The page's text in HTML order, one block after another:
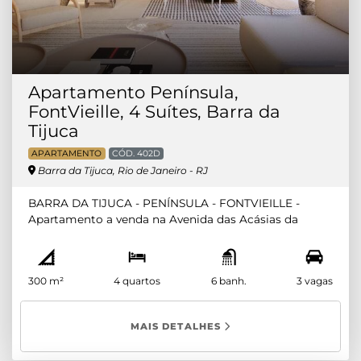
Apartamento Península,
FontVieille, 4 Suítes, Barra da
Tijuca
APARTAMENTO CÓD. 402D
Barra da Tijuca, Rio de Janeiro - RJ
BARRA DA TIJUCA - PENÍNSULA - FONTVIEILLE -
Apartamento a venda na Avenida das Acásias da
master, preparação para banheira e varanda privativa),
ampla sala, lavabo, varanda gourmet com vista livre,
sol da manhã, andar alto. Ampla Copa-cozinha,
dispensa, área de serviço e dependência de
cobertas com espaçoso box. OBS. HAVENDO
300 m² 4 quartos 6 banh. 3 vagas
MAIS DETALHES